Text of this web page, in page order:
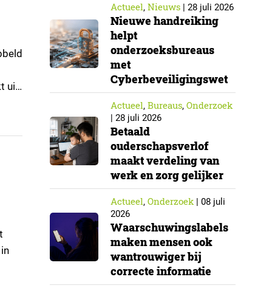
uit
Actueel, Nieuws | 28 juli 2026
Nieuwe handreiking
helpt
onderzoeksbureaus
met
Cyberbeveiligingswet
Actueel, Bureaus, Onderzoek
| 28 juli 2026
Betaald
ouderschapsverlof
maakt verdeling van
werk en zorg gelijker
Actueel, Onderzoek| 08 juli
2026
Waarschuwingslabels
maken mensen ook
wantrouwiger bij
correcte informatie